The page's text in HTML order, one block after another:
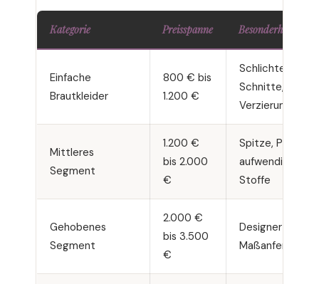
Kategorie Preisspanne Besonderheiten
Einfache
Brautkleider
800 € bis
1.200 €
Schlichte
Schnitte, wenig
Verzierung
Mittleres
Segment
1.200 €
bis 2.000
€
Spitze, Perlen,
aufwendigere
Stoffe
Gehobenes
Segment
2.000 €
bis 3.500
€
Designer-